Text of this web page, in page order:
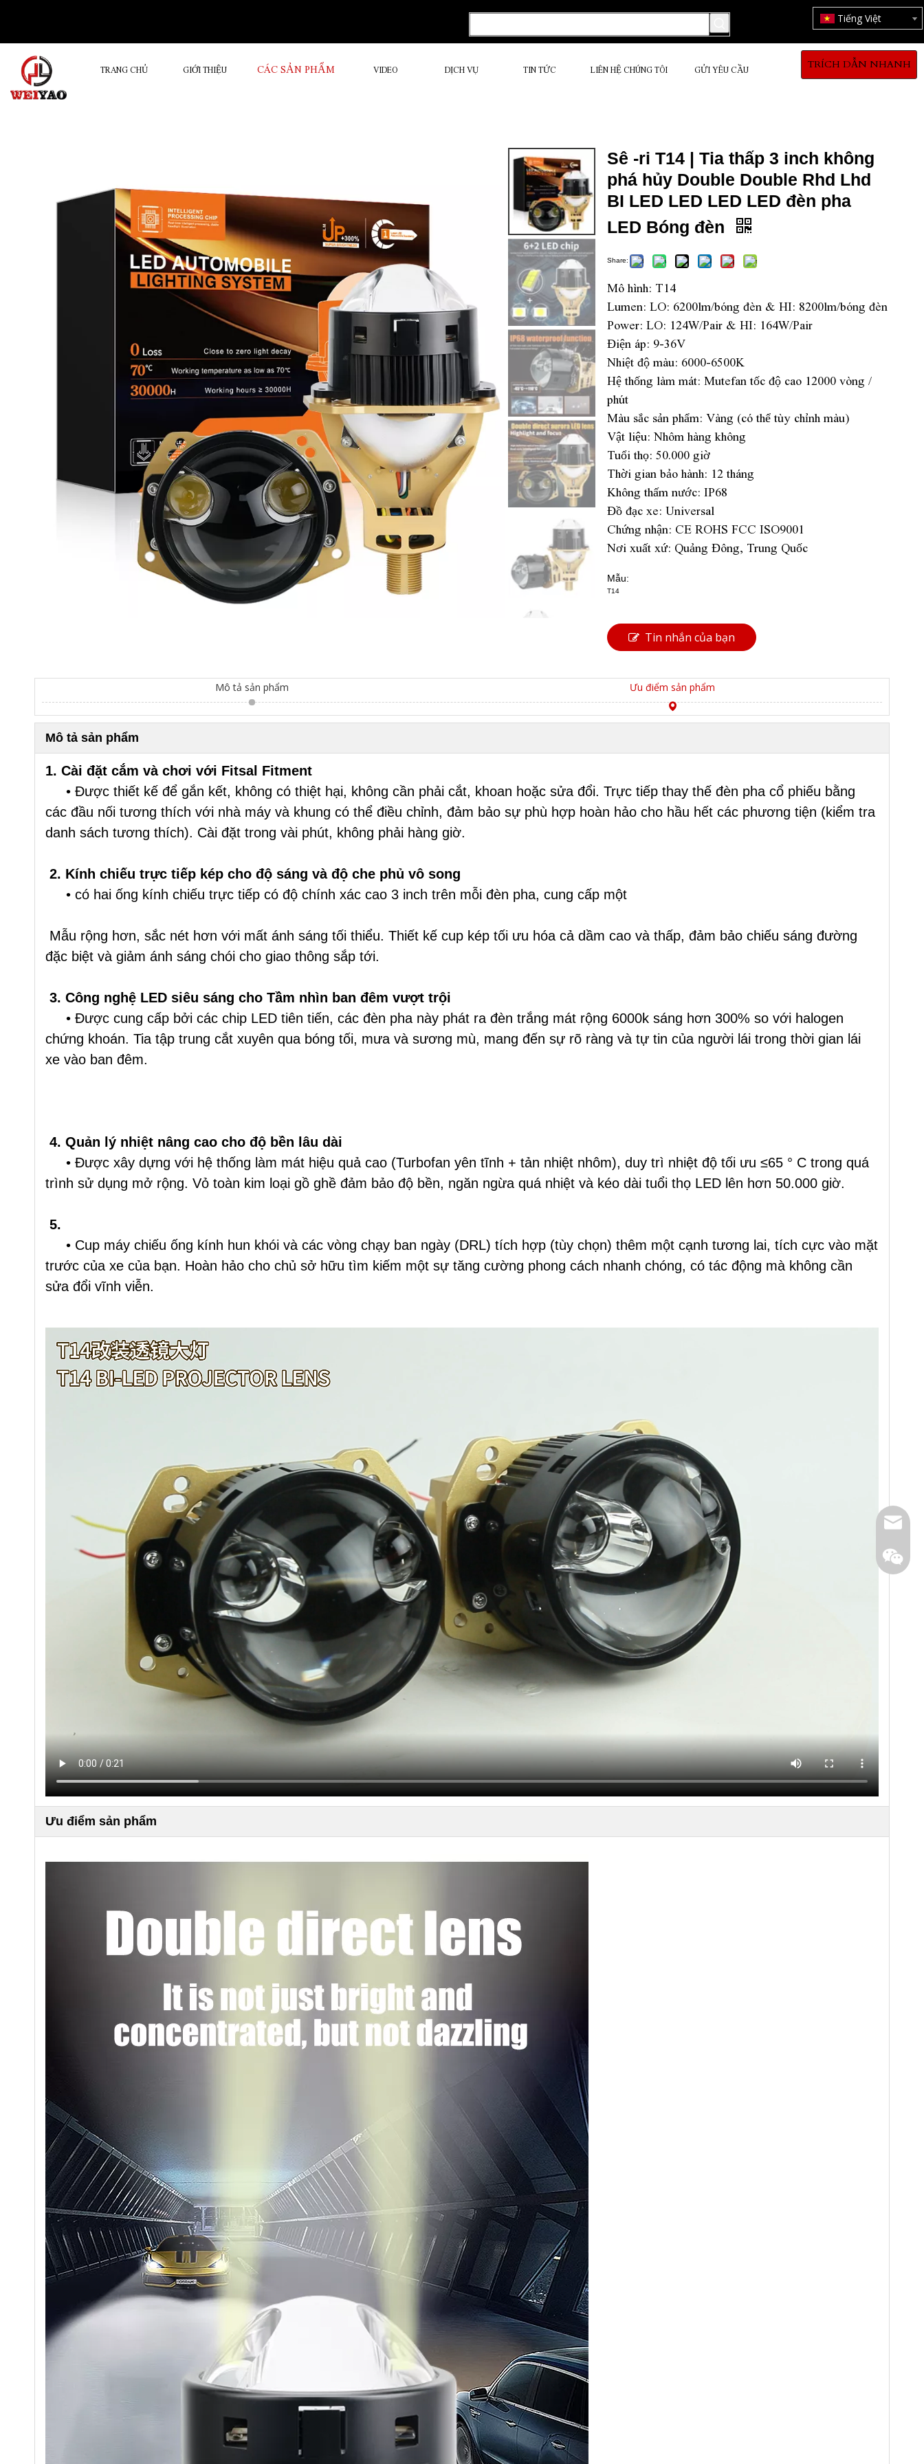
Tiếng Việt
TRANG CHỦ GIỚI THIỆU CÁC SẢN PHẨM VIDEO DỊCH VỤ TIN TỨC LIÊN HỆ CHÚNG TÔI GỬI YÊU CẦU TRÍCH DẪN NHANH
Sê -ri T14 | Tia thấp 3 inch không
phá hủy Double Double Rhd Lhd
BI LED LED LED LED đèn pha
LED Bóng đèn
Share:
Mô hình: T14
Lumen: LO: 6200lm/bóng đèn & HI: 8200lm/bóng đèn
Power: LO: 124W/Pair & HI: 164W/Pair
Điện áp: 9-36V
Nhiệt độ màu: 6000-6500K
Hệ thống làm mát: Mutefan tốc độ cao 12000 vòng /
phút
Màu sắc sản phẩm: Vàng (có thể tùy chỉnh màu)
Vật liệu: Nhôm hàng không
Tuổi thọ: 50.000 giờ
Thời gian bảo hành: 12 tháng
Không thấm nước: IP68
Đồ đạc xe: Universal
Chứng nhận: CE ROHS FCC ISO9001
Nơi xuất xứ: Quảng Đông, Trung Quốc
Mẫu:
T14
Tin nhắn của bạn
Mô tả sản phẩm Ưu điểm sản phẩm
Mô tả sản phẩm
1. Cài đặt cắm và chơi với Fitsal Fitment
• Được thiết kế để gắn kết, không có thiệt hại, không cần phải cắt, khoan hoặc sửa đổi. Trực tiếp thay thế đèn pha cổ phiếu bằng
các đầu nối tương thích với nhà máy và khung có thể điều chỉnh, đảm bảo sự phù hợp hoàn hảo cho hầu hết các phương tiện (kiểm tra
danh sách tương thích). Cài đặt trong vài phút, không phải hàng giờ.
2. Kính chiếu trực tiếp kép cho độ sáng và độ che phủ vô song
• có hai ống kính chiếu trực tiếp có độ chính xác cao 3 inch trên mỗi đèn pha, cung cấp một
Mẫu rộng hơn, sắc nét hơn với mất ánh sáng tối thiểu. Thiết kế cup kép tối ưu hóa cả dầm cao và thấp, đảm bảo chiếu sáng đường
đặc biệt và giảm ánh sáng chói cho giao thông sắp tới.
3. Công nghệ LED siêu sáng cho Tầm nhìn ban đêm vượt trội
• Được cung cấp bởi các chip LED tiên tiến, các đèn pha này phát ra đèn trắng mát rộng 6000k sáng hơn 300% so với halogen
chứng khoán. Tia tập trung cắt xuyên qua bóng tối, mưa và sương mù, mang đến sự rõ ràng và tự tin của người lái trong thời gian lái
xe vào ban đêm.
4. Quản lý nhiệt nâng cao cho độ bền lâu dài
• Được xây dựng với hệ thống làm mát hiệu quả cao (Turbofan yên tĩnh + tản nhiệt nhôm), duy trì nhiệt độ tối ưu ≤65 ° C trong quá
trình sử dụng mở rộng. Vỏ toàn kim loại gồ ghề đảm bảo độ bền, ngăn ngừa quá nhiệt và kéo dài tuổi thọ LED lên hơn 50.000 giờ.
5.
• Cup máy chiếu ống kính hun khói và các vòng chạy ban ngày (DRL) tích hợp (tùy chọn) thêm một cạnh tương lai, tích cực vào mặt
trước của xe của bạn. Hoàn hảo cho chủ sở hữu tìm kiếm một sự tăng cường phong cách nhanh chóng, có tác động mà không cần
sửa đổi vĩnh viễn.
Ưu điểm sản phẩm
E-mail